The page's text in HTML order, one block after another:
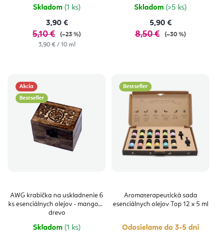
Skladom (1 ks)
3,90 €
5,10 €
(–23 %)
Jednotková
3,90 € / 10 ml
Skladom (>5 ks)
5,90 €
8,50 € (–30 %)
Akcia
Bestseller
AWG krabička na uskladnenie 6
ks esenciálnych olejov - mangové
drevo
Skladom (1 ks)
Bestseller
Aromaterapeutická sada
esenciálnych olejov Top 12 x 5 ml
Odosielame do 3-5 dní